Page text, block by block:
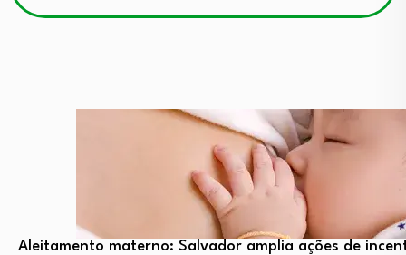
Aleitamento materno: Salvador amplia ações de